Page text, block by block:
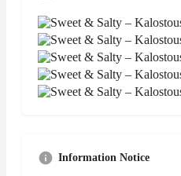
Information Notice